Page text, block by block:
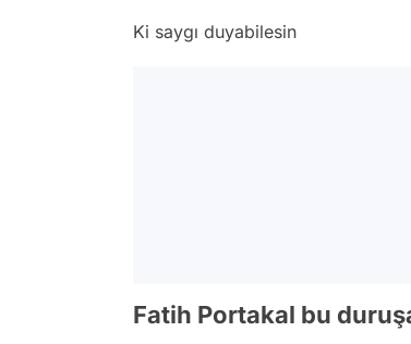
Ki saygı duyabilesin
Fatih Portakal bu